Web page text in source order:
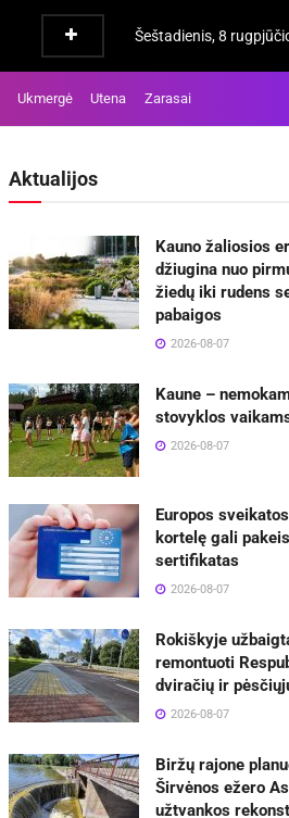
Šeštadienis, 8
Ukmergė Utena Zarasai
Aktualijos
Kauno žaliosios
džiugina nuo
žiedų iki rudens
pabaigos
2026-08-07
Kaune –
stovyklos
2026-08-07
Europos
kortelę gali
sertifikatas
2026-08-07
Rokiškyje
remontuoti
dviračių ir
2026-08-07
Biržų rajone
Širvėnos ežero
užtvankos